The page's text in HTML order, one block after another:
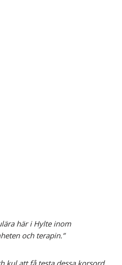
här i Hylte inom
och terapin.”
kul att få testa dessa korsord.